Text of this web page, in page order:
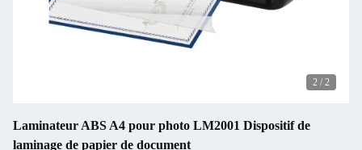
2 / 2
Laminateur ABS A4 pour photo LM2001 Dispositif de
laminage de papier de document